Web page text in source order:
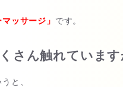
ッサージ」 です。
さん触れていま
と、